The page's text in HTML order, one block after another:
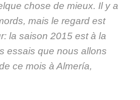
chose de mieux. Il y a
mais le regard est
la saison 2015 est à la
essais que nous allons
ce mois à Almería,